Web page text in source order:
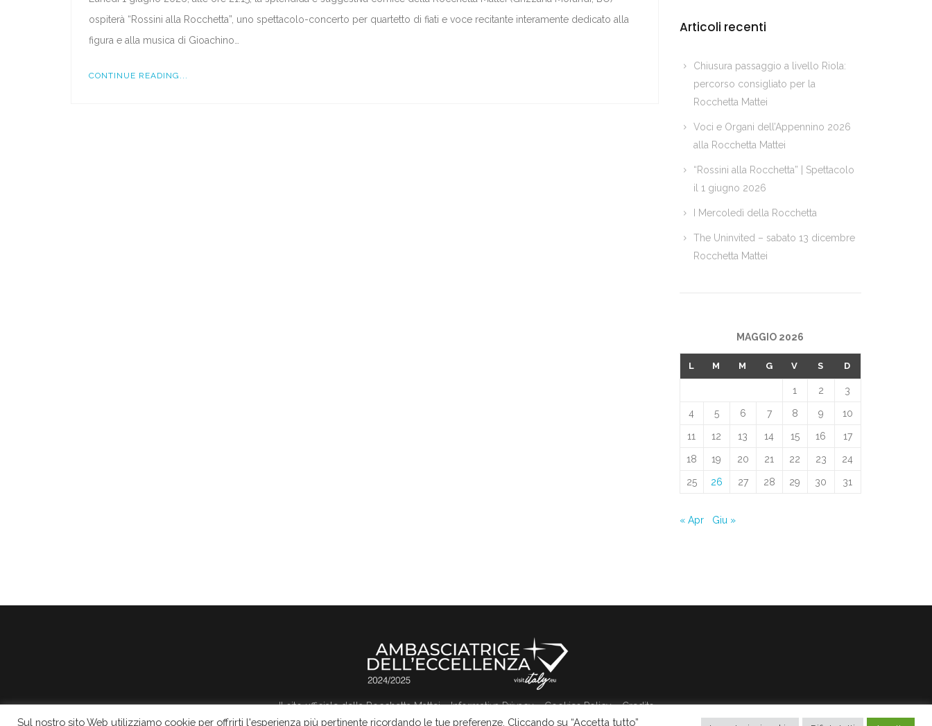
ospiterà “Rossini alla Rocchetta”, uno spettacolo-concerto per quartetto di fiati e voce recitante interamente dedicato alla
figura e alla musica di Gioachino…
CONTINUE READING...
Articoli recenti
Chiusura passaggio a livello Riola:
percorso consigliato per la
Rocchetta Mattei
Voci e Organi dell’Appennino 2026
alla Rocchetta Mattei
“Rossini alla Rocchetta” | Spettacolo
il 1 giugno 2026
I Mercoledì della Rocchetta
The Uninvited – sabato 13 dicembre
Rocchetta Mattei
MAGGIO 2026
L M M G V S D
1 2 3
4 5 6 7 8 9 10
11 12 13 14 15 16 17
18 19 20 21 22 23 24
25 26 27 28 29 30 31
« Apr Giu »
Il sito ufficiale della Rocchetta Mattei Informativa Privacy Cookies Policy Credits
Sul nostro sito Web utilizziamo cookie per offrirti l'esperienza più pertinente ricordando le tue preferenze. Cliccando su “Accetta tutto”